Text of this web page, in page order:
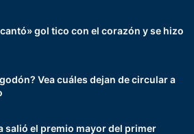
gol tico con el corazón y se hizo
Vea cuáles dejan de circular a
salió el premio mayor del primer